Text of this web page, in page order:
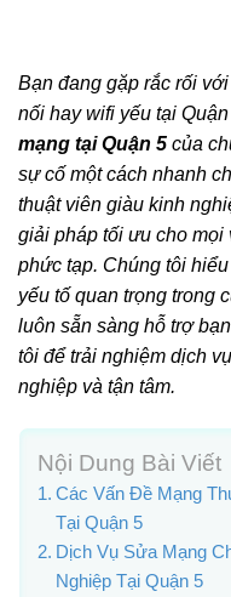
Bạn đang gặp rắc rối
nối hay wifi yếu tại
mạng tại Quận 5 của
sự cố một cách nhanh
thuật viên giàu kinh
giải pháp tối ưu cho mọi
phức tạp. Chúng tôi
yếu tố quan trọng trong
luôn sẵn sàng hỗ trợ
tôi để trải nghiệm dịch vụ
nghiệp và tận tâm.
Nội Dung Bài Viết
Các Vấn Đề Mạng
Tại Quận 5
Dịch Vụ Sửa Mạng
Nghiệp Tại Quận 5